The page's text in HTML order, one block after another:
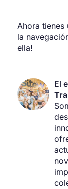
Ahora tienes
la
ella!
El